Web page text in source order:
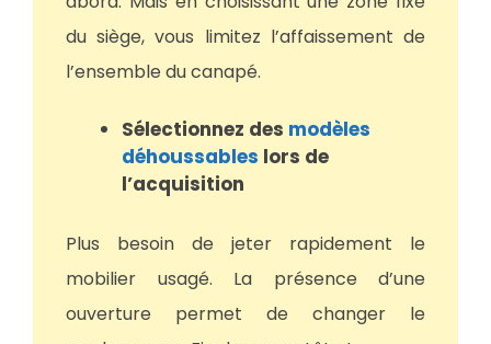
du siège, vous limitez l’affaissement de
l’ensemble du canapé.
Sélectionnez des modèles
déhoussables lors de
l’acquisition
Plus besoin de jeter rapidement le
mobilier usagé. La présence d’une
ouverture permet de changer le